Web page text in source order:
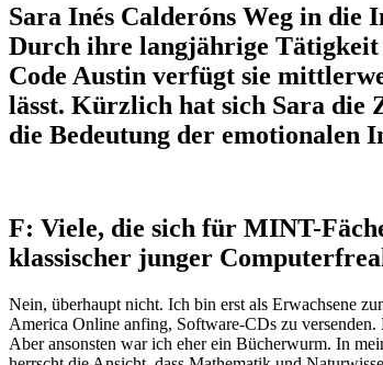
Sara Inés Calderóns Weg in die
Durch ihre langjährige
Code Austin verfügt sie
lässt. Kürzlich hat sich Sara die
die Bedeutung der emotionalen
F: Viele, die sich für MINT-
klassischer junger
Nein, überhaupt nicht. Ich bin erst als Erwachsene
America Online anfing, Software-CDs zu
Aber ansonsten war ich eher ein Bücherwurm. In